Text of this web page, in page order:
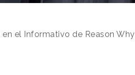
el Informativo de Reason